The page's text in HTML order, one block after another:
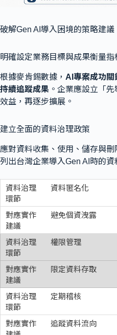
破解Gen AI導入困境的策略建議
明確設定業務目標與成果衡量指
根據麥肯錫數據， AI專案成功關
持續追蹤成果 。企業應設立「
效益，再逐步擴展。
建立全面的資料治理政策
應對資料收集、使用、儲存與
列出台灣企業導入Gen AI時的資
資料匿名化
避免個資洩露
權限管理
限定資料存取
定期稽核
追蹤資料流向